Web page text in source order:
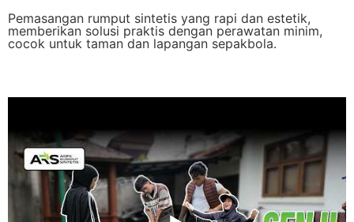
Pemasangan rumput sintetis yang rapi dan estetik,
memberikan solusi praktis dengan perawatan minim,
cocok untuk taman dan lapangan sepakbola.